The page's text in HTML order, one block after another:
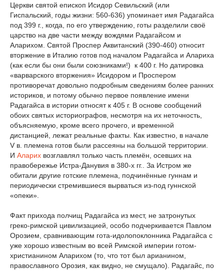
Церкви святой епископ Исидор Севильский (или
Гиспальский, годы жизни: 560-636) упоминает имя Радагайса
под 399 г., когда, по его утверждению, готы разделили своё
царство на две части между вождями Радагайсом и
Аларихом. Святой Проспер Аквитанский (390-460) относит
вторжение в Италию готов под началом Радагайса и Алариха
(как если бы они были союзниками!) к 400 г. Но датировка
«варварского вторжения» Исидором и Проспером
противоречат довольно подробным сведениям более ранних
историков, и потому обычно первое появление имени
Радагайса в истории относят к 405 г. В основе сообщений
обоих святых историографов, несмотря на их неточность,
объясняемую, кроме всего прочего, и временной
дистанцией, лежат реальные факты. Как известно, в начале
V в. племена готов были рассеяны на большой территории.
И Аларих возглавлял только часть племён, осевших на
правобережье Истра-Данувия в 380-х гг.. За Истром же
обитали другие готские племена, подчинённые гуннам и
периодически стремившиеся вырваться из-под гуннской
«опеки».
Факт прихода полчищ Радагайса из мест, не затронутых
греко-римской цивилизацией, особо подчеркивается Павлом
Орозием, сравнивающим гота-идолопоклонника Радагайса с
уже хорошо известным во всей Римской империи готом-
христианином Аларихом (то, что тот был арианином,
православного Орозия, как видно, не смущало). Радагайс, по